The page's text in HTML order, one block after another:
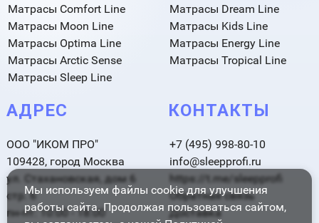
Матрасы Comfort Line
Матрасы Moon Line
Матрасы Optima Line
Матрасы Arctic Sense
Матрасы Sleep Line
Матрасы Dream Line
Матрасы Kids Line
Матрасы Energy Line
Матрасы Tropical Line
АДРЕС
ООО "ИКОМ ПРО"
109428, город Москва
ул. Стахановская, дом 6
стр. 6
пн-пт: 10:00 - 18:00
КОНТАКТЫ
+7 (495) 998-80-10
info@sleepprofi.ru
https://t.me/sleepprofi
Обратная связь
Доставка
Мы используем файлы cookie для улучшения
работы сайта. Продолжая пользоваться сайтом,